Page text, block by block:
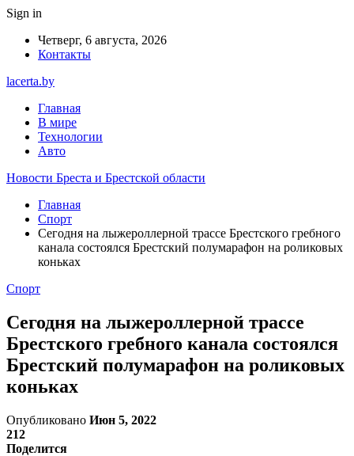
Sign in
Четверг, 6 августа, 2026
Контакты
lacerta.by
Главная
В мире
Технологии
Авто
Новости Бреста и Брестской области
Главная
Спорт
Сегодня на лыжероллерной трассе Брестского гребного
канала состоялся Брестский полумарафон на роликовых
коньках
Спорт
Сегодня на лыжероллерной трассе
Брестского гребного канала состоялся
Брестский полумарафон на роликовых
коньках
Опубликовано Июн 5, 2022
212
Поделится